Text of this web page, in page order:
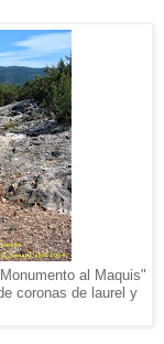
al Maquis"
coronas de laurel y